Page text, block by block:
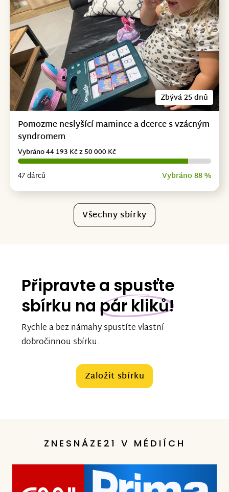
Zbývá 25 dnů
Pomozme neslyšící mamince a dcerce s vzácným
syndromem
47 dárců Vybráno 88 %
Vybráno 44 193 Kč z 50 000 Kč
Všechny sbírky
Připravte a spusťte
sbírku na pár kliků!
Rychle a bez námahy spustíte vlastní
dobročinnou sbírku.
Založit sbírku
ZNESNÁZE21 V MÉDIÍCH